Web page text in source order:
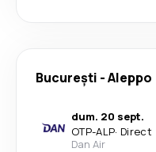
București -Aleppo
dum. 20 sept.
OTP-ALP· Direct
Dan Air